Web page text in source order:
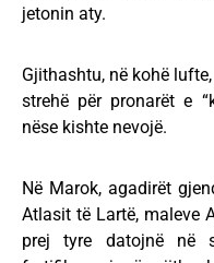
jetonin aty.
Gjithashtu, në kohë
strehë për pronarët e
nëse kishte nevojë.
Në Marok, agadirët
Atlasit të Lartë, maleve
prej tyre datojnë në